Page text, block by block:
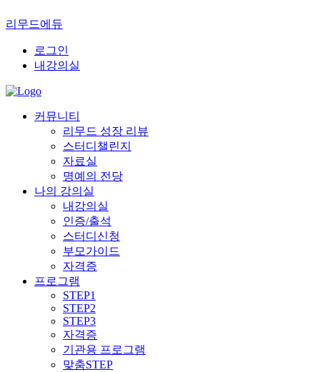
리무드에듀
로그인
내강의실
커뮤니티
리무드 성장 리뷰
스터디챌린지
자료실
명예의 전당
나의 강의실
내강의실
인증/출석
스터디신청
부모가이드
자격증
프로그램
STEP1
STEP2
STEP3
자격증
기관용 프로그램
맞춤STEP